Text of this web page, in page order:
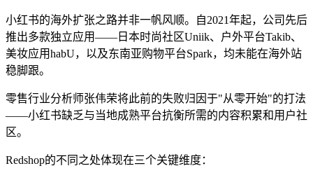
微信公众号
小红书的海外扩张之路并非一帆风顺。自2021年起，公司先后
推出多款独立应用——日本时尚社区Uniik、户外平台Takib、
美妆应用habU，以及东南亚购物平台Spark，均未能在海外站
稳脚跟。
零售行业分析师张伟荣将此前的失败归因于"从零开始"的打法
——小红书缺乏与当地成熟平台抗衡所需的内容积累和用户社
区。
Redshop的不同之处体现在三个关键维度：